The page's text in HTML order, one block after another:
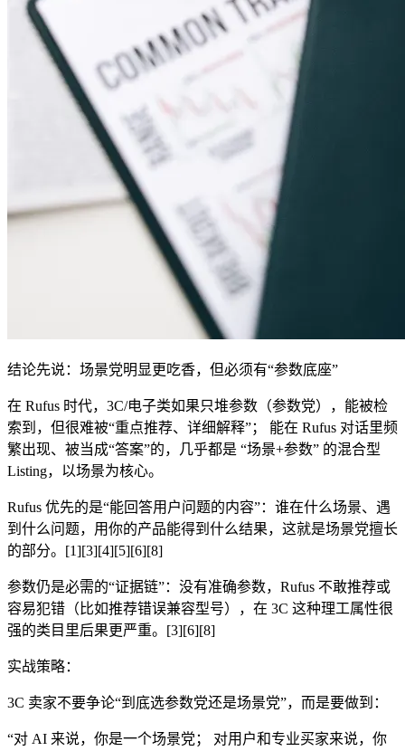
结论先说：场景党明显更吃香，但必须有“参数底座”
在 Rufus 时代，3C/电子类如果只堆参数（参数党），能被检
索到，但很难被“重点推荐、详细解释”； 能在 Rufus 对话里频
繁出现、被当成“答案”的，几乎都是 “场景+参数” 的混合型
Listing，以场景为核心。
Rufus 优先的是“能回答用户问题的内容”：谁在什么场景、遇
到什么问题，用你的产品能得到什么结果，这就是场景党擅长
的部分。[1][3][4][5][6][8]
参数仍是必需的“证据链”：没有准确参数，Rufus 不敢推荐或
容易犯错（比如推荐错误兼容型号），在 3C 这种理工属性很
强的类目里后果更严重。[3][6][8]
实战策略：
3C 卖家不要争论“到底选参数党还是场景党”，而是要做到：
“对 AI 来说，你是一个场景党； 对用户和专业买家来说，你